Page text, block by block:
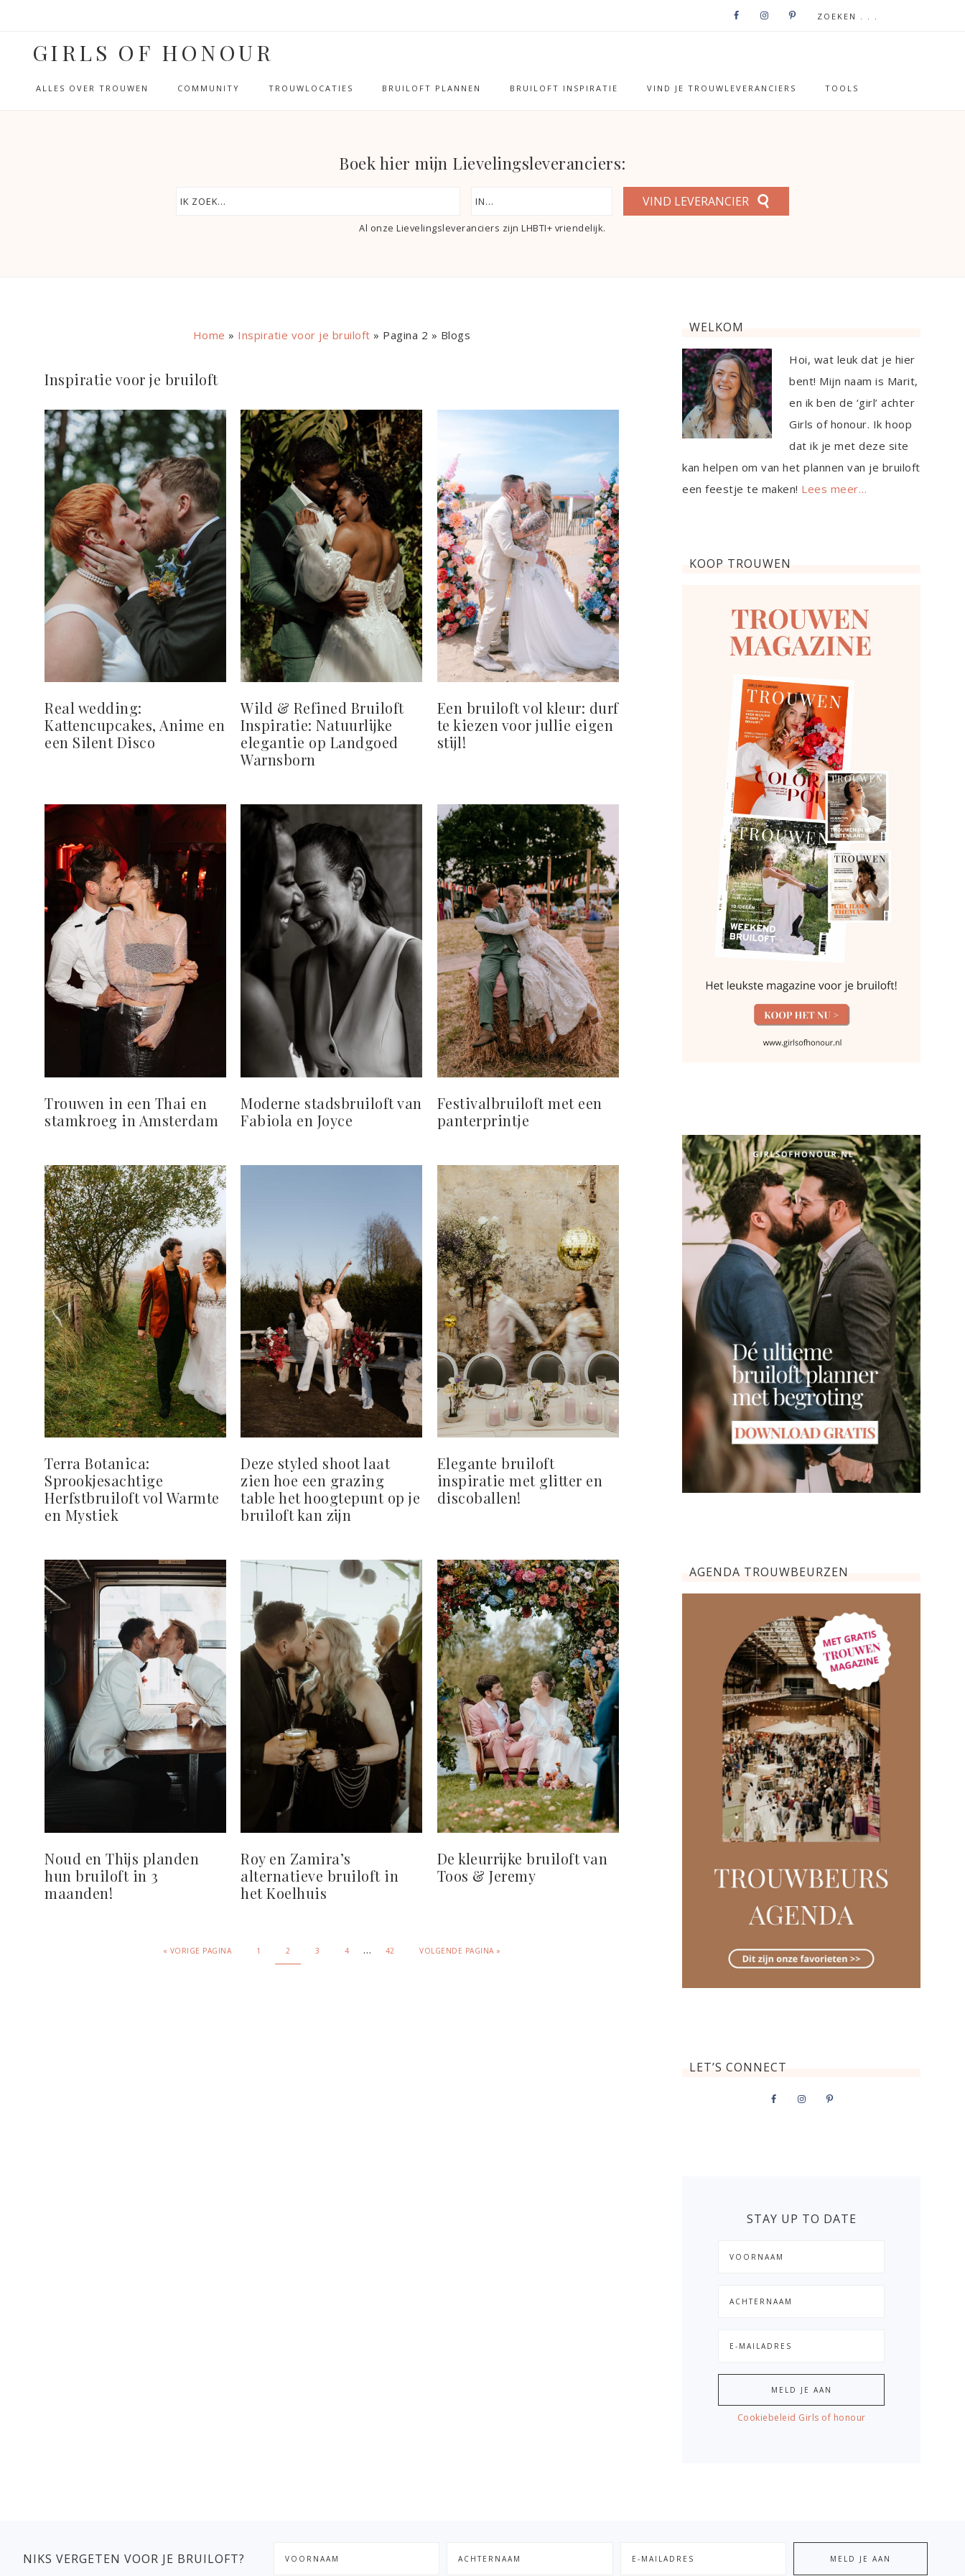
GIRLS OF HONOUR
ALLES OVER TROUWEN COMMUNITY TROUWLOCATIES BRUILOFT PLANNEN BRUILOFT INSPIRATIE VIND JE TROUWLEVERANCIERS TOOLS
Boek hier mijn Lievelingsleveranciers:
VIND LEVERANCIER
Al onze Lievelingsleveranciers zijn LHBTI+ vriendelijk.
Home » Inspiratie voor je bruiloft » Pagina 2 » Blogs
Inspiratie voor je bruiloft
Real wedding:
Kattencupcakes, Anime en
een Silent Disco
Wild & Refined Bruiloft
Inspiratie: Natuurlijke
elegantie op Landgoed
Warnsborn
Een bruiloft vol kleur: durf
te kiezen voor jullie eigen
stijl!
Trouwen in een Thai en
stamkroeg in Amsterdam
Moderne stadsbruiloft van
Fabiola en Joyce
Festivalbruiloft met een
panterprintje
Terra Botanica:
Sprookjesachtige
Herfstbruiloft vol Warmte
en Mystiek
Deze styled shoot laat
zien hoe een grazing
table het hoogtepunt op je
bruiloft kan zijn
Elegante bruiloft
inspiratie met glitter en
discoballen!
Noud en Thijs planden
hun bruiloft in 3
maanden!
Roy en Zamira’s
alternatieve bruiloft in
het Koelhuis
De kleurrijke bruiloft van
Toos & Jeremy
« VORIGE PAGINA 1 2 3 4 … 42 VOLGENDE PAGINA »
WELKOM
Hoi, wat leuk dat je hier
bent! Mijn naam is Marit,
en ik ben de ‘girl’ achter
Girls of honour. Ik hoop
dat ik je met deze site
kan helpen om van het plannen van je bruiloft
een feestje te maken! Lees meer…
KOOP TROUWEN
AGENDA TROUWBEURZEN
LET’S CONNECT
STAY UP TO DATE
Cookiebeleid Girls of honour
NIKS VERGETEN VOOR JE BRUILOFT?